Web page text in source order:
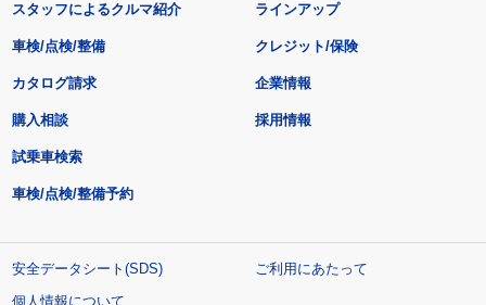
スタッフによるクルマ紹介 ラインアップ
車検/点検/整備 クレジット/保険
カタログ請求
購入相談
試乗車検索
車検/点検/整備予約
企業情報
採用情報
安全データシート(SDS)
ご利用にあたって
個人情報について